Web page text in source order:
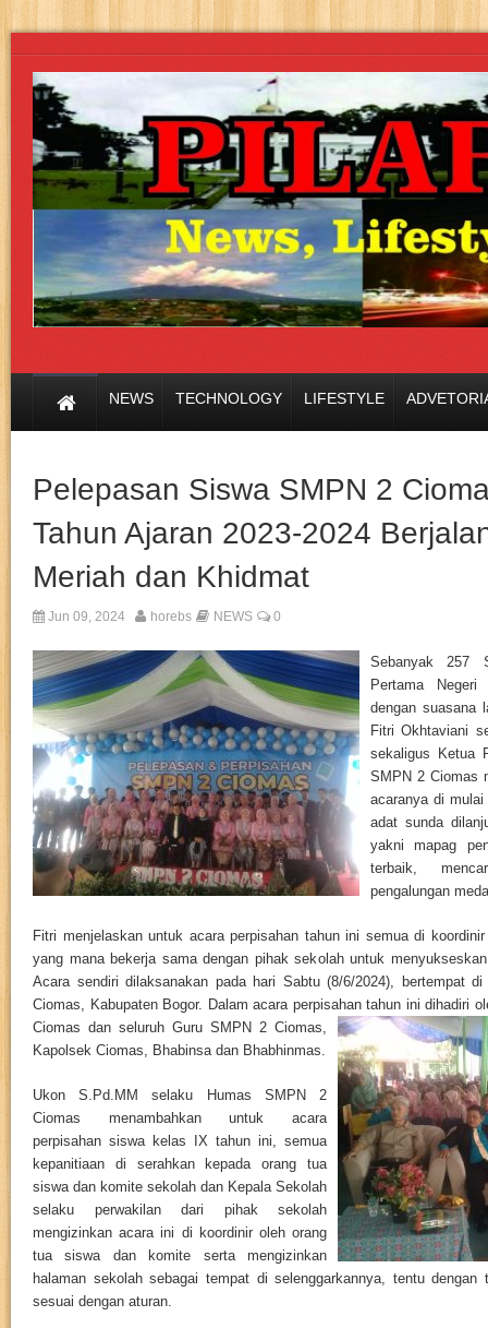
NEWS TECHNOLOGY LIFESTYLE
Pelepasan Siswa SMPN 2
Tahun Ajaran 2023-2024
Meriah dan Khidmat
Jun 09, 2024 horebs NEWS 0
Sebanyak 257
Pertama
dengan suasana
Fitri Okhtaviani
sekaligus Ketua
SMPN 2 Ciomas
acaranya di
adat sunda
yakni mapag
terbaik,
pengalungan
Fitri menjelaskan untuk acara perpisahan tahun ini semua di
yang mana bekerja sama dengan pihak sekolah untuk
Acara sendiri dilaksanakan pada hari Sabtu (8/6/2024), bertempat
Ciomas, Kabupaten Bogor. Dalam acara perpisahan tahun ini dihadiri
Ciomas dan seluruh Guru SMPN 2 Ciomas,
Kapolsek Ciomas, Bhabinsa dan Bhabhinmas.
Ukon S.Pd.MM selaku Humas SMPN 2
Ciomas menambahkan untuk acara
perpisahan siswa kelas IX tahun ini, semua
kepanitiaan di serahkan kepada orang tua
siswa dan komite sekolah dan Kepala Sekolah
selaku perwakilan dari pihak sekolah
mengizinkan acara ini di koordinir oleh orang
tua siswa dan komite serta mengizinkan
halaman sekolah sebagai tempat di selenggarkannya, tentu dengan
sesuai dengan aturan.